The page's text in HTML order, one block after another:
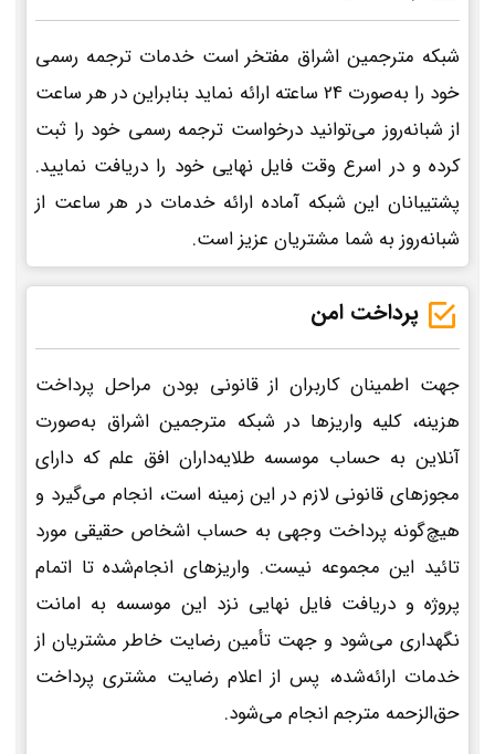
شبکه مترجمین اشراق مفتخر است خدمات ترجمه رسمی
خود را به‌صورت 24 ساعته ارائه نماید بنابراین در هر ساعت
از شبانه‌روز می‌توانید درخواست ترجمه رسمی خود را ثبت
کرده و در اسرع وقت فایل نهایی خود را دریافت نمایید.
پشتیبانان این شبکه آماده ارائه خدمات در هر ساعت از
شبانه‌روز به شما مشتریان عزیز است.
پرداخت امن
جهت اطمینان کاربران از قانونی بودن مراحل پرداخت
هزینه، کلیه واریزها در شبکه مترجمین اشراق به‌صورت
آنلاین به حساب موسسه طلایه‌داران افق علم که دارای
مجوزهای قانونی لازم در این زمینه است، انجام می‌گیرد و
هیچ‌گونه پرداخت وجهی به حساب اشخاص حقیقی مورد
تائید این مجموعه نیست. واریزهای انجام‌شده تا اتمام
پروژه و دریافت فایل نهایی نزد این موسسه به امانت
نگهداری می‌شود و جهت تأمین رضایت خاطر مشتریان از
خدمات ارائه‌شده، پس از اعلام رضایت مشتری پرداخت
حق‌الزحمه مترجم انجام می‌شود.